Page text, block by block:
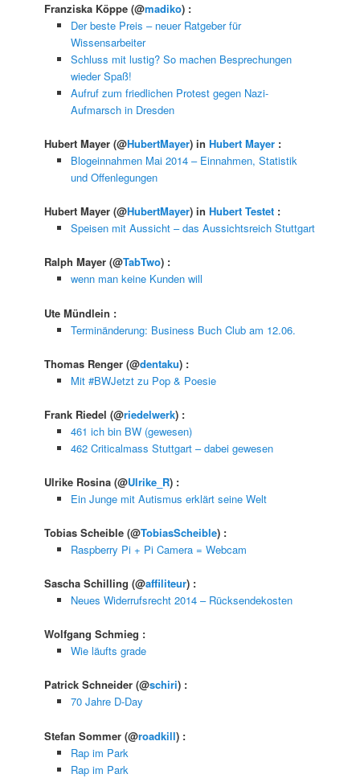
Franziska Köppe(@madiko) :
Der beste Preis – neuer Ratgeber für
Wissensarbeiter
Schluss mit lustig? So machen Besprechungen
wieder Spaß!
Aufruf zum friedlichen Protest gegen Nazi-
Aufmarsch in Dresden
Hubert Mayer(@HubertMayer) inHubert Mayer :
Blogeinnahmen Mai 2014 – Einnahmen, Statistik
und Offenlegungen
Hubert Mayer(@HubertMayer) inHubert Testet :
Speisen mit Aussicht – das Aussichtsreich Stuttgart
Ralph Mayer(@TabTwo) :
wenn man keine Kunden will
Ute Mündlein :
Terminänderung: Business Buch Club am 12.06.
Thomas Renger(@dentaku) :
Mit #BWJetzt zu Pop & Poesie
Frank Riedel(@riedelwerk) :
461 ich bin BW (gewesen)
462 Criticalmass Stuttgart – dabei gewesen
Ulrike Rosina(@Ulrike_R) :
Ein Junge mit Autismus erklärt seine Welt
Tobias Scheible(@TobiasScheible) :
Raspberry Pi + Pi Camera = Webcam
Sascha Schilling(@affiliteur) :
Neues Widerrufsrecht 2014 – Rücksendekosten
Wolfgang Schmieg :
Wie läufts grade
Patrick Schneider(@schiri) :
70 Jahre D-Day
Stefan Sommer(@roadkill) :
Rap im Park
Rap im Park